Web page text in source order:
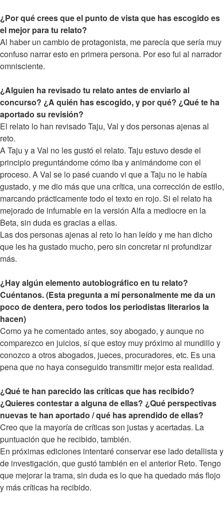
¿Por qué crees que el punto de vista que has escogido es
el mejor para tu relato?
Al haber un cambio de protagonista, me parecía que sería muy
confuso narrar esto en primera persona. Por eso fui al narrador
omnisciente.
¿Alguien ha revisado tu relato antes de enviarlo al
concurso? ¿A quién has escogido, y por qué? ¿Qué te ha
aportado su revisión?
El relato lo han revisado Taju, Val y dos personas ajenas al
reto.
A Taju y a Val no les gustó el relato. Taju estuvo desde el
principio preguntándome cómo iba y animándome con el
proceso. A Val se lo pasé cuando vi que a Taju no le había
gustado, y me dio más que una crítica, una corrección de estilo,
marcando prácticamente todo el texto en rojo. Si el relato ha
mejorado de infumable en la versión Alfa a mediocre en la
Beta, sin duda es gracias a ellas.
Las dos personas ajenas al reto lo han leído y me han dicho
que les ha gustado mucho, pero sin concretar ni profundizar
más.
¿Hay algún elemento autobiográfico en tu relato?
Cuéntanos. (Esta pregunta a mí personalmente me da un
poco de dentera, pero todos los periodistas literarios la
hacen)
Como ya he comentado antes, soy abogado, y aunque no
comparezco en juicios, sí que estoy muy próximo al mundillo y
conozco a otros abogados, jueces, procuradores, etc. Es una
pena que no haya conseguido transmitir mejor esta realidad.
¿Qué te han parecido las críticas que has recibido?
¿Quieres contestar a alguna de ellas? ¿Qué perspectivas
nuevas te han aportado / qué has aprendido de ellas?
Creo que la mayoría de críticas son justas y acertadas. La
puntuación que he recibido, también.
En próximas ediciones intentaré conservar ese lado detallista y
de investigación, que gustó también en el anterior Reto. Tengo
que mejorar la trama, sin duda es lo que ha quedado más flojo
y más críticas ha recibido.